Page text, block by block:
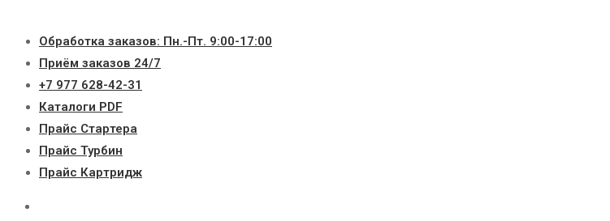
содержимому
Обработка заказов: Пн.-Пт. 9:00-17:00
Приём заказов 24/7
+7 977 628-42-31
Каталоги PDF
Прайс Стартера
Прайс Турбин
Прайс Картридж